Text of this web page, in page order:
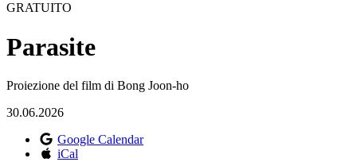
GRATUITO
Parasite
Proiezione del film di Bong Joon-ho
30.06.2026
Google Calendar
iCal